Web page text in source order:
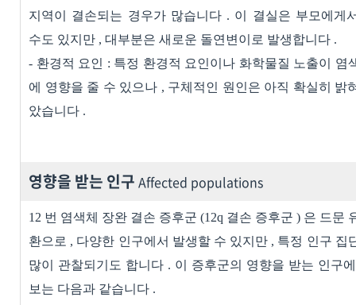
지역이 결손되는 경우가 많습니다 . 이 결실은 부모에게
수도 있지만 , 대부분은 새로운 돌연변이로 발생합니다 .
- 환경적 요인 : 특정 환경적 요인이나 화학물질 노출이 염
에 영향을 줄 수 있으나 , 구체적인 원인은 아직 확실히 밝
았습니다 .
영향을 받는 인구 Affected populations
12 번 염색체 장완 결손 증후군 (12q 결손 증후군 ) 은 드문
환으로 , 다양한 인구에서 발생할 수 있지만 , 특정 인구 집
많이 관찰되기도 합니다 . 이 증후군의 영향을 받는 인구
보는 다음과 같습니다 .